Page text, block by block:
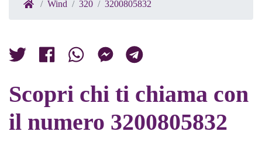
Wind 320 3200805832
Scopri chi ti chiama con
il numero 3200805832